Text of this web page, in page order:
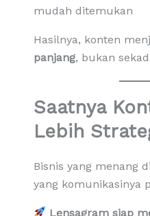
mudah ditemukan
Hasilnya, konten
panjang, bukan
Saatnya
Lebih
Bisnis yang menang
yang komunikasinya
Lensagram siap